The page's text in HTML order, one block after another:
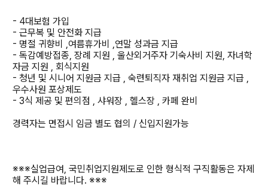
- 4대보험 가입
- 근무복 및 안전화 지급
- 명절 귀향비 ,여름휴가비 ,연말 성과금 지급
- 독감예방접종, 장례 지원 , 울산외거주자 기숙사비 지원, 자녀학
자금 지원 , 회식지원
- 청년 및 시니어 지원금 지급 , 숙련퇴직자 재취업 지원금 지급 ,
우수사원 포상제도
- 3식 제공 및 편의점 , 샤워장 , 헬스장 , 카페 완비
경력자는 면접시 임금 별도 협의 / 신입지원가능
※※※실업급여, 국민취업지원제도로 인한 형식적 구직활동은 자제
해 주시길 바랍니다. ※※※